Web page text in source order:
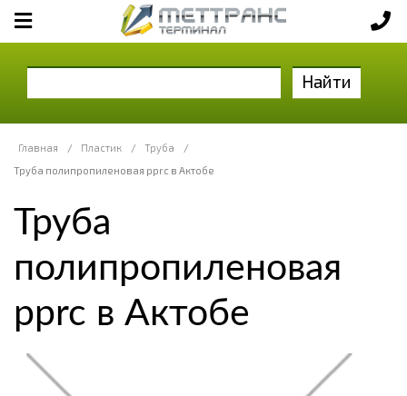
Найти
Главная / Пластик / Труба
/
Труба полипропиленовая pprc в Актобе
Труба
полипропиленовая
pprc в Актобе